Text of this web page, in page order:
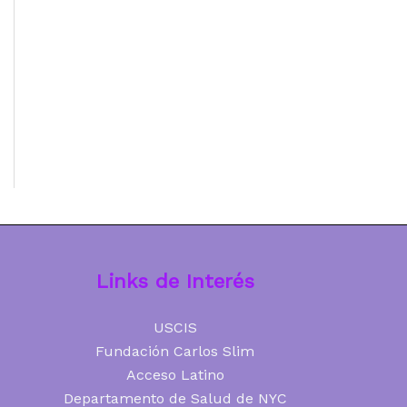
Links de Interés
USCIS
Fundación Carlos Slim
Acceso Latino
Departamento de Salud de NYC